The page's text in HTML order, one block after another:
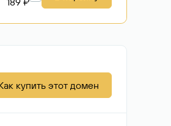
купить этот домен